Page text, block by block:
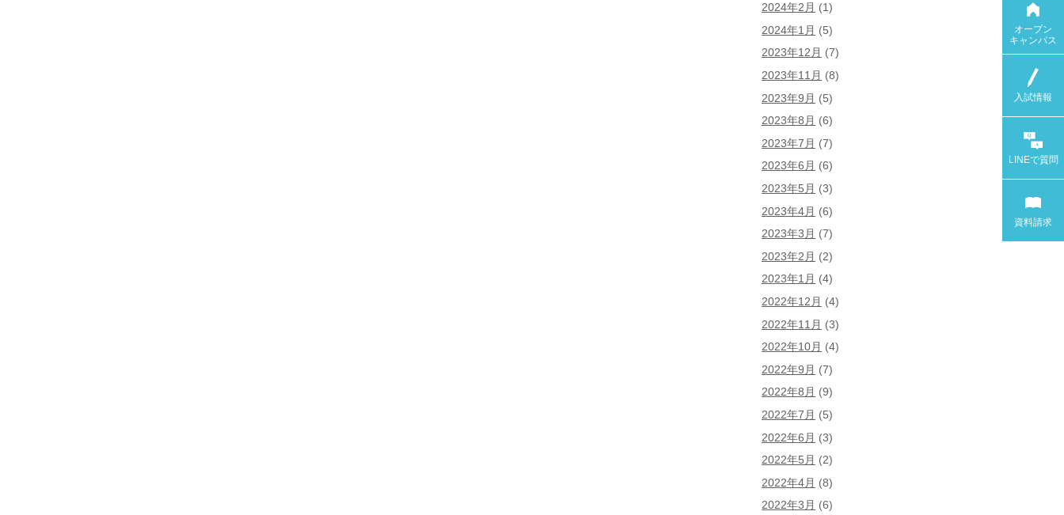
2024年2月 (1)
2024年1月 (5)
2023年12月 (7)
2023年11月 (8)
2023年9月 (5)
2023年8月 (6)
2023年7月 (7)
2023年6月 (6)
2023年5月 (3)
2023年4月 (6)
2023年3月 (7)
2023年2月 (2)
2023年1月 (4)
2022年12月 (4)
2022年11月 (3)
2022年10月 (4)
2022年9月 (7)
2022年8月 (9)
2022年7月 (5)
2022年6月 (3)
2022年5月 (2)
2022年4月 (8)
2022年3月 (6)
オープン
キャンパス
入試情報
LINEで質問
資料請求